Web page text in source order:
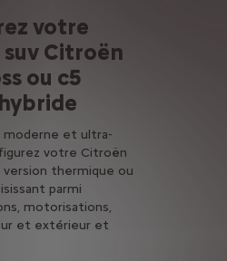
votre
suv Citroën
ou c5
moderne et ultra-
votre Citroën
version thermique ou
parmi
motorisations,
et extérieur et